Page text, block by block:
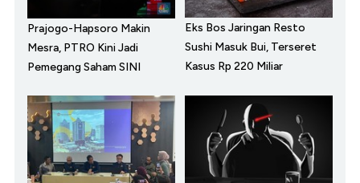
Prajogo-Hapsoro Makin
Mesra, PTRO Kini Jadi
Pemegang Saham SINI
Eks Bos Jaringan Resto
Sushi Masuk Bui, Terseret
Kasus Rp 220 Miliar